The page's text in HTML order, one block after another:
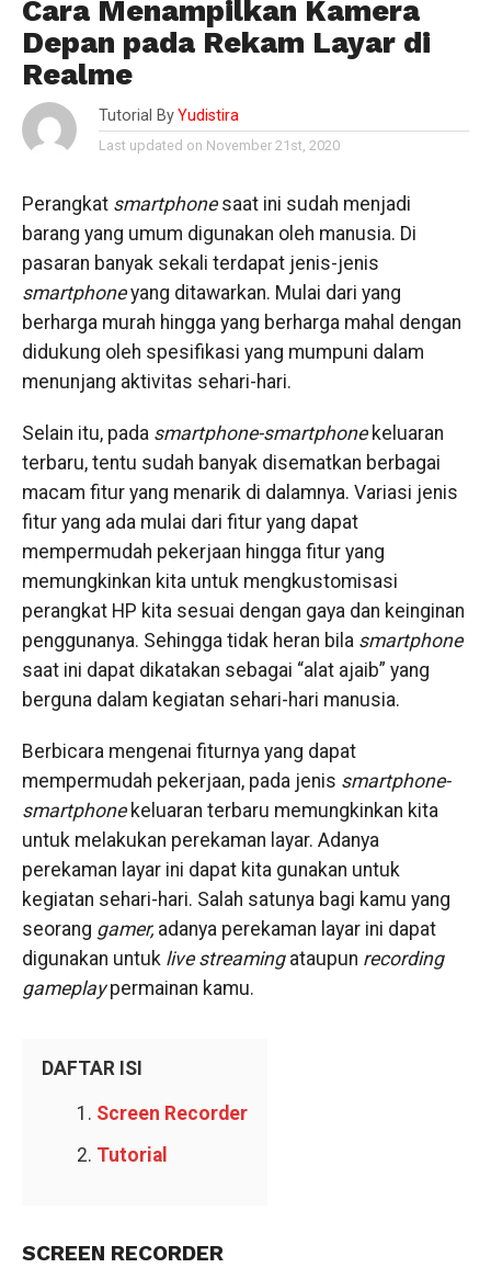
Cara Menampilkan Kamera
Depan pada Rekam Layar di
Realme
Tutorial By Yudistira
Last updated on November 21st, 2020
Perangkat smartphone saat ini sudah menjadi
barang yang umum digunakan oleh manusia. Di
pasaran banyak sekali terdapat jenis-jenis
smartphoneyang ditawarkan. Mulai dari yang
berharga murah hingga yang berharga mahal dengan
didukung oleh spesifikasi yang mumpuni dalam
menunjang aktivitas sehari-hari.
Selain itu, pada smartphone-smartphone keluaran
terbaru, tentu sudah banyak disematkan berbagai
macam fitur yang menarik di dalamnya. Variasi jenis
fitur yang ada mulai dari fitur yang dapat
mempermudah pekerjaan hingga fitur yang
memungkinkan kita untuk mengkustomisasi
perangkat HP kita sesuai dengan gaya dan keinginan
penggunanya. Sehingga tidak heran bila smartphone
saat ini dapat dikatakan sebagai “alat ajaib” yang
berguna dalam kegiatan sehari-hari manusia.
Berbicara mengenai fiturnya yang dapat
mempermudah pekerjaan, pada jenis smartphone-
smartphone keluaran terbaru memungkinkan kita
untuk melakukan perekaman layar. Adanya
perekaman layar ini dapat kita gunakan untuk
kegiatan sehari-hari. Salah satunya bagi kamu yang
seorang gamer, adanya perekaman layar ini dapat
digunakan untuk live streaming ataupun recording
gameplaypermainan kamu.
DAFTAR ISI
Screen Recorder
Tutorial
SCREEN RECORDER